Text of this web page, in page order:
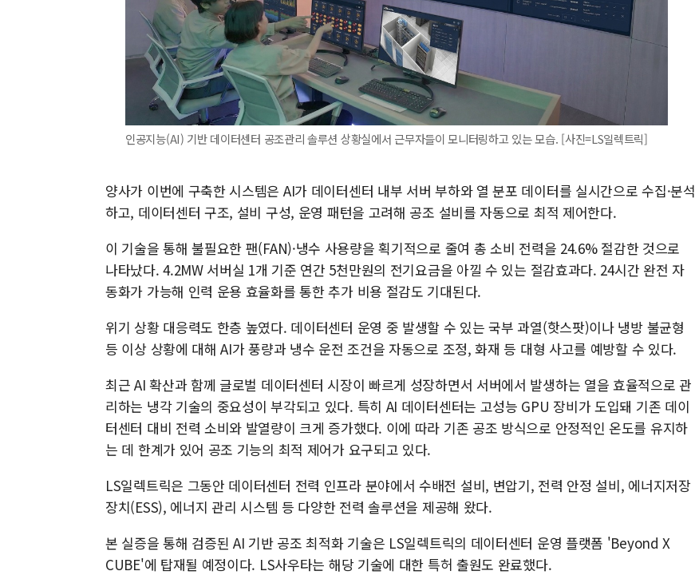
인공지능(AI) 기반 데이터센터 공조관리 솔루션 상황실에서 근무자들이 모니터링하고 있는 모습. [사진=LS일렉트릭]
양사가 이번에 구축한 시스템은 AI가 데이터센터 내부 서버 부하와 열 분포 데이터를 실시간으로 수집·분석
하고, 데이터센터 구조, 설비 구성, 운영 패턴을 고려해 공조 설비를 자동으로 최적 제어한다.
이 기술을 통해 불필요한 팬(FAN)·냉수 사용량을 획기적으로 줄여 총 소비 전력을 24.6% 절감한 것으로
나타났다. 4.2MW 서버실 1개 기준 연간 5천만원의 전기요금을 아낄 수 있는 절감효과다. 24시간 완전 자
동화가 가능해 인력 운용 효율화를 통한 추가 비용 절감도 기대된다.
위기 상황 대응력도 한층 높였다. 데이터센터 운영 중 발생할 수 있는 국부 과열(핫스팟)이나 냉방 불균형
등 이상 상황에 대해 AI가 풍량과 냉수 운전 조건을 자동으로 조정, 화재 등 대형 사고를 예방할 수 있다.
최근 AI 확산과 함께 글로벌 데이터센터 시장이 빠르게 성장하면서 서버에서 발생하는 열을 효율적으로 관
리하는 냉각 기술의 중요성이 부각되고 있다. 특히 AI 데이터센터는 고성능 GPU 장비가 도입돼 기존 데이
터센터 대비 전력 소비와 발열량이 크게 증가했다. 이에 따라 기존 공조 방식으로 안정적인 온도를 유지하
는 데 한계가 있어 공조 기능의 최적 제어가 요구되고 있다.
LS일렉트릭은 그동안 데이터센터 전력 인프라 분야에서 수배전 설비, 변압기, 전력 안정 설비, 에너지저장
장치(ESS), 에너지 관리 시스템 등 다양한 전력 솔루션을 제공해 왔다.
본 실증을 통해 검증된 AI 기반 공조 최적화 기술은 LS일렉트릭의 데이터센터 운영 플랫폼 'Beyond X
CUBE'에 탑재될 예정이다. LS사우타는 해당 기술에 대한 특허 출원도 완료했다.